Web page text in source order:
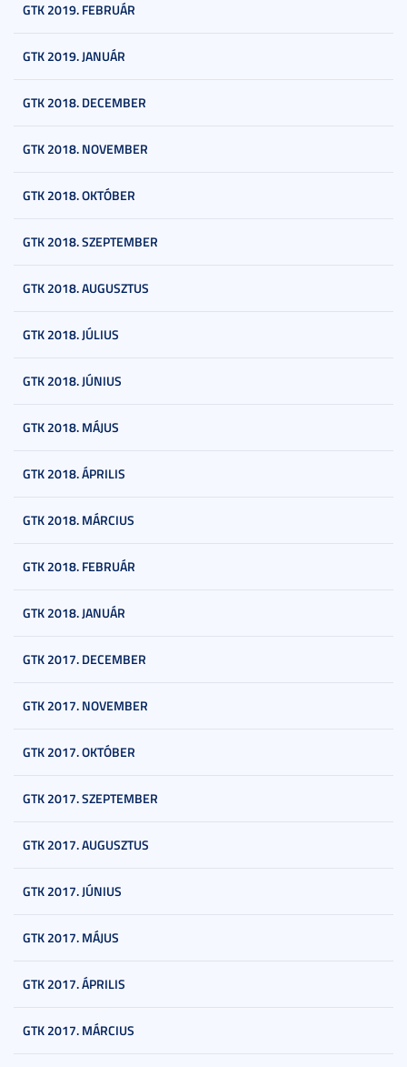
GTK 2019. FEBRUÁR
GTK 2019. JANUÁR
GTK 2018. DECEMBER
GTK 2018. NOVEMBER
GTK 2018. OKTÓBER
GTK 2018. SZEPTEMBER
GTK 2018. AUGUSZTUS
GTK 2018. JÚLIUS
GTK 2018. JÚNIUS
GTK 2018. MÁJUS
GTK 2018. ÁPRILIS
GTK 2018. MÁRCIUS
GTK 2018. FEBRUÁR
GTK 2018. JANUÁR
GTK 2017. DECEMBER
GTK 2017. NOVEMBER
GTK 2017. OKTÓBER
GTK 2017. SZEPTEMBER
GTK 2017. AUGUSZTUS
GTK 2017. JÚNIUS
GTK 2017. MÁJUS
GTK 2017. ÁPRILIS
GTK 2017. MÁRCIUS